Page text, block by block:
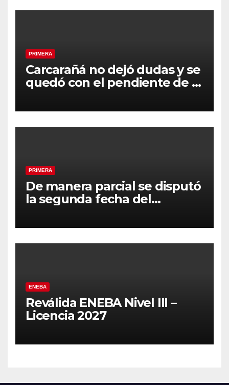
PRIMERA
Carcarañá no dejó dudas y se
quedó con el pendiente de la
PRIMERA
De manera parcial se disputó
la segunda fecha del
ENEBA
Reválida ENEBA Nivel III –
Licencia 2027